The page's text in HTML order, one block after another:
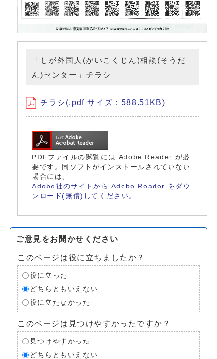
「しが外国人(がいこくじん)相談(そうだ
ん)センター」チラシ
チラシ(.pdf サイズ：588.51KB)
PDFファイルの閲覧には Adobe Reader が必
要です。同ソフトがインストールされていない
場合には、
Adobe社のサイトから Adobe Reader をダウ
ンロード(無償)してください。
ご意見をお聞かせください
このページは役に立ちましたか？
役に立った
どちらともいえない
役に立たなかった
このページは見つけやすかったですか？
見つけやすかった
どちらともいえない